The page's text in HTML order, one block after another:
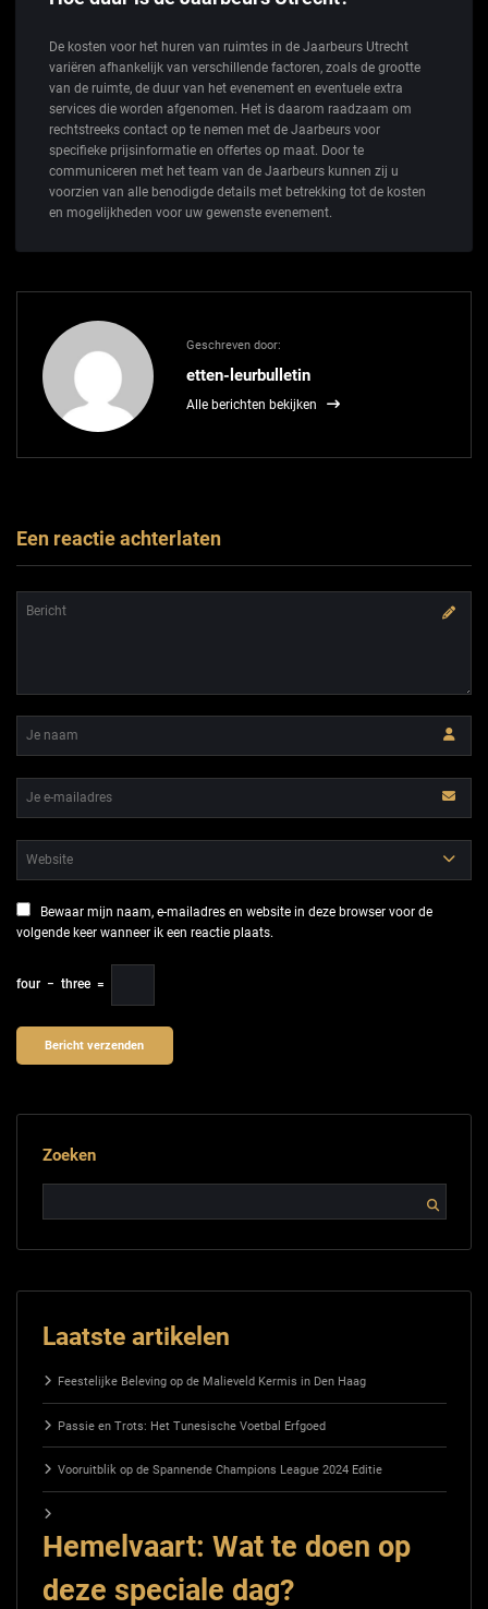
De kosten voor het huren van ruimtes in de Jaarbeurs Utrecht
variëren afhankelijk van verschillende factoren, zoals de grootte
van de ruimte, de duur van het evenement en eventuele extra
services die worden afgenomen. Het is daarom raadzaam om
rechtstreeks contact op te nemen met de Jaarbeurs voor
specifieke prijsinformatie en offertes op maat. Door te
communiceren met het team van de Jaarbeurs kunnen zij u
voorzien van alle benodigde details met betrekking tot de kosten
en mogelijkheden voor uw gewenste evenement.
Geschreven door:
etten-leurbulletin
Alle berichten bekijken
Een reactie achterlaten
Bewaar mijn naam, e-mailadres en website in deze browser voor de
volgende keer wanneer ik een reactie plaats.
four − three =
Zoeken
Laatste artikelen
Feestelijke Beleving op de Malieveld Kermis in Den Haag
Passie en Trots: Het Tunesische Voetbal Erfgoed
Vooruitblik op de Spannende Champions League 2024 Editie
Hemelvaart: Wat te doen op
deze speciale dag?